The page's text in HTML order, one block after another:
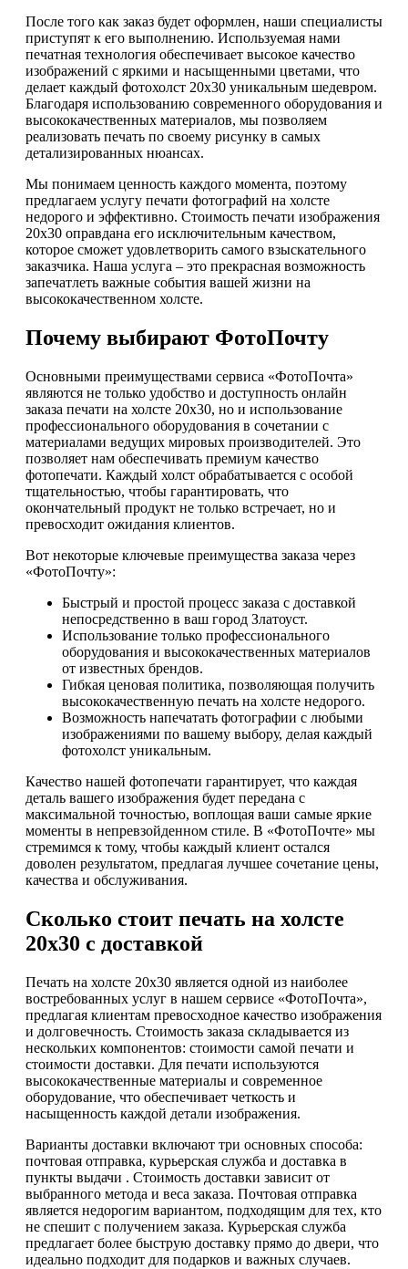
После того как заказ будет оформлен, наши специалисты
приступят к его выполнению. Используемая нами
печатная технология обеспечивает высокое качество
изображений с яркими и насыщенными цветами, что
делает каждый фотохолст 20х30 уникальным шедевром.
Благодаря использованию современного оборудования и
высококачественных материалов, мы позволяем
реализовать печать по своему рисунку в самых
детализированных нюансах.
Мы понимаем ценность каждого момента, поэтому
предлагаем услугу печати фотографий на холсте
недорого и эффективно. Стоимость печати изображения
20х30 оправдана его исключительным качеством,
которое сможет удовлетворить самого взыскательного
заказчика. Наша услуга – это прекрасная возможность
запечатлеть важные события вашей жизни на
высококачественном холсте.
Почему выбирают ФотоПочту
Основными преимуществами сервиса «ФотоПочта»
являются не только удобство и доступность онлайн
заказа печати на холсте 20х30, но и использование
профессионального оборудования в сочетании с
материалами ведущих мировых производителей. Это
позволяет нам обеспечивать премиум качество
фотопечати. Каждый холст обрабатывается с особой
тщательностью, чтобы гарантировать, что
окончательный продукт не только встречает, но и
превосходит ожидания клиентов.
Вот некоторые ключевые преимущества заказа через
«ФотоПочту»:
Быстрый и простой процесс заказа с доставкой
непосредственно в ваш город Златоуст.
Использование только профессионального
оборудования и высококачественных материалов
от известных брендов.
Гибкая ценовая политика, позволяющая получить
высококачественную печать на холсте недорого.
Возможность напечатать фотографии с любыми
изображениями по вашему выбору, делая каждый
фотохолст уникальным.
Качество нашей фотопечати гарантирует, что каждая
деталь вашего изображения будет передана с
максимальной точностью, воплощая ваши самые яркие
моменты в непревзойденном стиле. В «ФотоПочте» мы
стремимся к тому, чтобы каждый клиент остался
доволен результатом, предлагая лучшее сочетание цены,
качества и обслуживания.
Сколько стоит печать на холсте
20х30 с доставкой
Печать на холсте 20х30 является одной из наиболее
востребованных услуг в нашем сервисе «ФотоПочта»,
предлагая клиентам превосходное качество изображения
и долговечность. Стоимость заказа складывается из
нескольких компонентов: стоимости самой печати и
стоимости доставки. Для печати используются
высококачественные материалы и современное
оборудование, что обеспечивает четкость и
насыщенность каждой детали изображения.
Варианты доставки включают три основных способа:
почтовая отправка, курьерская служба и доставка в
пункты выдачи . Стоимость доставки зависит от
выбранного метода и веса заказа. Почтовая отправка
является недорогим вариантом, подходящим для тех, кто
не спешит с получением заказа. Курьерская служба
предлагает более быструю доставку прямо до двери, что
идеально подходит для подарков и важных случаев.